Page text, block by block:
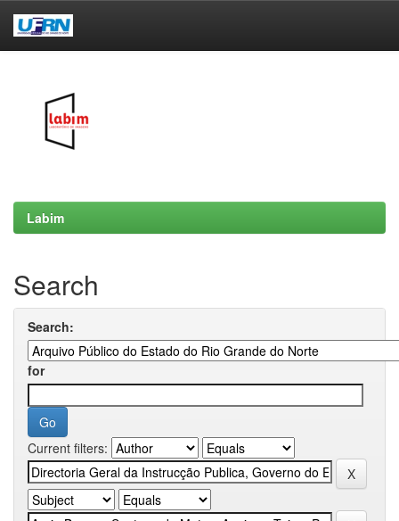
Labim
Search
Search:
for
Current filters: